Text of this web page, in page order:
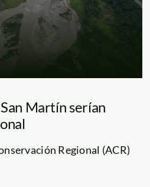
Martín serían
Regional (ACR)